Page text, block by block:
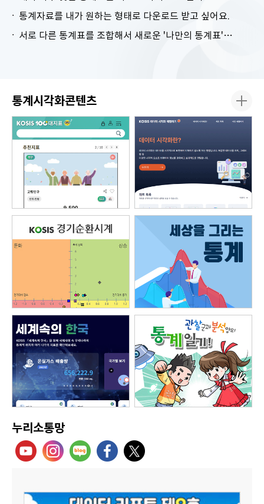
통계자료를 내가 원하는 형태로 다운로드 받고 싶어요.
서로 다른 통계표를 조합해서 새로운 '나만의 통계표'를 만들고 싶어요.
통계시각화콘텐츠
누리소통망